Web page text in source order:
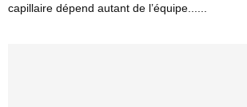
capillaire dépend autant de l’équipe......